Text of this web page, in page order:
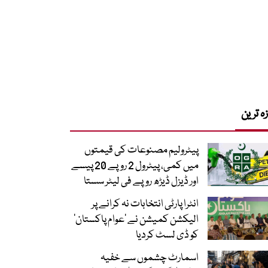
ترین
پیٹرولیم مصنوعات کی قیمتوں
میں کمی، پیٹرول 2 روپے 20 پیسے
اور ڈیزل ڈیڑھ روپے فی لیٹر سستا
انٹرا پارٹی انتخابات نہ کرانے پر
الیکشن کمیشن نے ’عوام پاکستان‘
کو ڈی لسٹ کردیا
اسمارٹ چشموں سے خفیہ